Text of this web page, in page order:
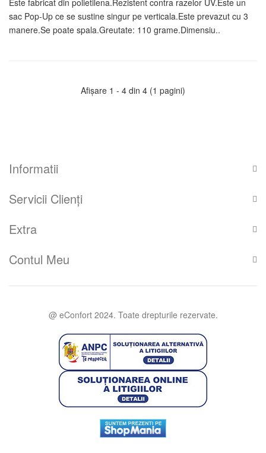
Este fabricat din polietilena.Rezistent contra razelor UV.Este un
sac Pop-Up ce se sustine singur pe verticala.Este prevazut cu 3
manere.Se poate spala.Greutate: 110 grame.Dimensiu..
Afişare 1 - 4 din 4 (1 pagini)
Informatii
Servicii Clienţi
Extra
Contul Meu
@ eConfort 2024. Toate drepturile rezervate.